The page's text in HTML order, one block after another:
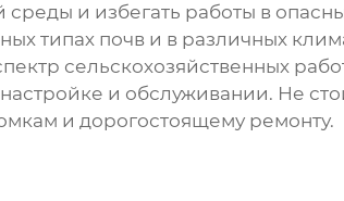
и избегать работы в
типах почв и в различных
сельскохозяйственных
и обслуживании. Не
и дорогостоящему ремонту.